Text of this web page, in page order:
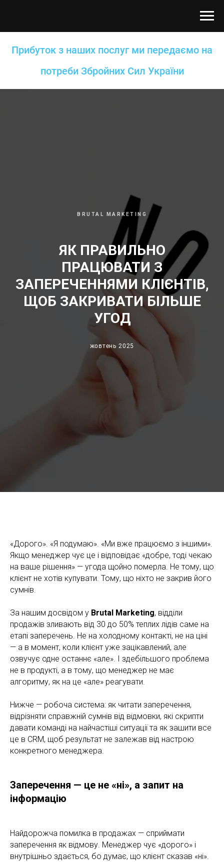
Прибуток з наших послуг ми передаємо на
потреби Збройних Сил України
BRUTAL MARKETING
ЯК ПРАВИЛЬНО
ПРАЦЮВАТИ З
ЗАПЕРЕЧЕННЯМИ КЛІЄНТІВ,
ЩОБ ЗАКРИВАТИ БІЛЬШЕ
УГОД
жовтень 2025
«Дорого». «Я подумаю». «Ми вже працюємо з іншими».
Якщо менеджер чує це і відповідає «добре, тоді чекаю
на ваше рішення» — угода щойно померла. Не тому, що
клієнт не хотів купувати. Тому, що ніхто не закрив його
сумнів.
За нашим досвідом у Brutal Marketing, відділи
продажів зливають від 30 до 50% теплих лідів саме на
етапі заперечень. Не на холодному контакті, не на ціні
— а в момент, коли клієнт уже зацікавлений, але
озвучує одне останнє «але». І здебільшого проблема
не в продукті, а в тому, що менеджер не має
алгоритму, як на це «але» реагувати.
Нижче — робоча система: як читати заперечення,
відрізняти справжній сумнів від відмовки, які скрипти
давати команді на найчастіші ситуації та як зашити все
це в CRM, щоб результат не залежав від настрою
конкретного менеджера.
Заперечення — це не «ні», а запит на
інформацію
Найдорожча помилка в продажах — сприймати
заперечення як відмову. Менеджер чує «дорого» і
внутрішньо здається, бо думає, що клієнт сказав «ні».